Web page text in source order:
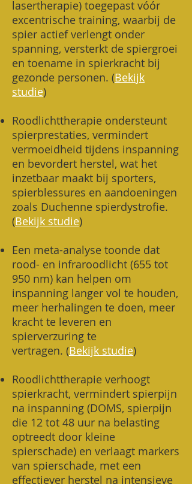
lasertherapie) toegepast vóór
excentrische training, waarbij de
spier actief verlengt onder
spanning, versterkt de spiergroei
en toename in spierkracht bij
gezonde personen. (Bekijk
studie)
Roodlichttherapie ondersteunt
spierprestaties, vermindert
vermoeidheid tijdens inspanning
en bevordert herstel, wat het
inzetbaar maakt bij sporters,
spierblessures en aandoeningen
zoals Duchenne spierdystrofie.
(Bekijk studie)
Een meta-analyse toonde dat
rood- en infraroodlicht (655 tot
950 nm) kan helpen om
inspanning langer vol te houden,
meer herhalingen te doen, meer
kracht te leveren en
spierverzuring te
vertragen. (Bekijk studie)
​Roodlichttherapie verhoogt
spierkracht, vermindert spierpijn
na inspanning (DOMS, spierpijn
die 12 tot 48 uur na belasting
optreedt door kleine
spierschade) en verlaagt markers
van spierschade, met een
effectiever herstel na intensieve